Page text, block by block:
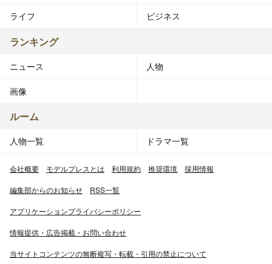
ライフ ビジネス
ランキング
ニュース 人物
画像
ルーム
人物一覧 ドラマ一覧
会社概要 モデルプレスとは 利用規約 推奨環境 採用情報
編集部からのお知らせ RSS一覧
アプリケーションプライバシーポリシー
情報提供・広告掲載・お問い合わせ
当サイトコンテンツの無断複写・転載・引用の禁止について